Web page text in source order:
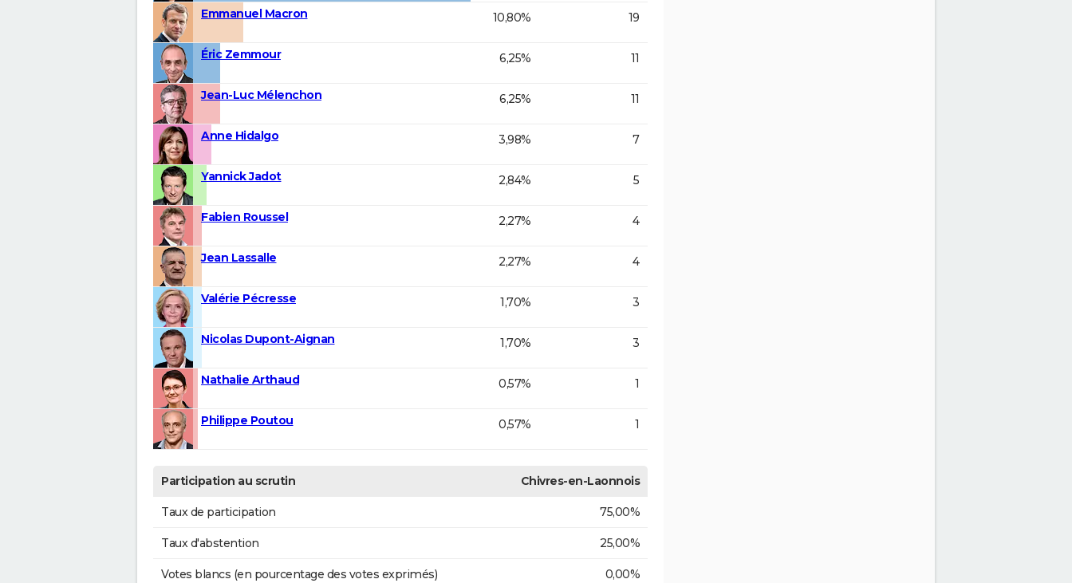
Emmanuel Macron 10,80% 19
Éric Zemmour 6,25% 11
Jean-Luc Mélenchon 6,25% 11
Anne Hidalgo 3,98% 7
Yannick Jadot 2,84% 5
Fabien Roussel 2,27% 4
Jean Lassalle 2,27% 4
Valérie Pécresse 1,70% 3
Nicolas Dupont-Aignan 1,70% 3
Nathalie Arthaud 0,57% 1
Philippe Poutou 0,57% 1
Participation au scrutin Chivres-en-Laonnois
Taux de participation 75,00%
Taux d'abstention 25,00%
Votes blancs (en pourcentage des votes exprimés) 0,00%